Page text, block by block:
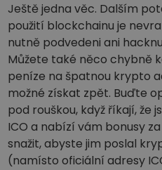
Ještě jedna věc. Dalším
použití blockchainu je
nutně podvedeni ani
Můžete také něco chybně
peníze na špatnou krypto
možné získat zpět. Buďte
pod rouškou, když říkají, že
ICO a nabízí vám bonusy
snažit, abyste jim poslal
(namísto oficiální adresy